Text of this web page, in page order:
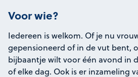
Voor wie?
Iedereen is welkom. Of je nu
gepensioneerd of in de vut bent,
bijbaantje wilt voor één avond in
of elke dag. Ook is er inzameling